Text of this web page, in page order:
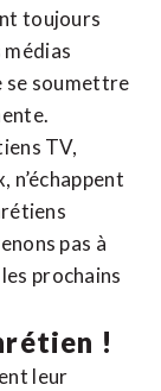
toujours
se soumettre
TV,
n’échappent
pas à
prochains
!
leur